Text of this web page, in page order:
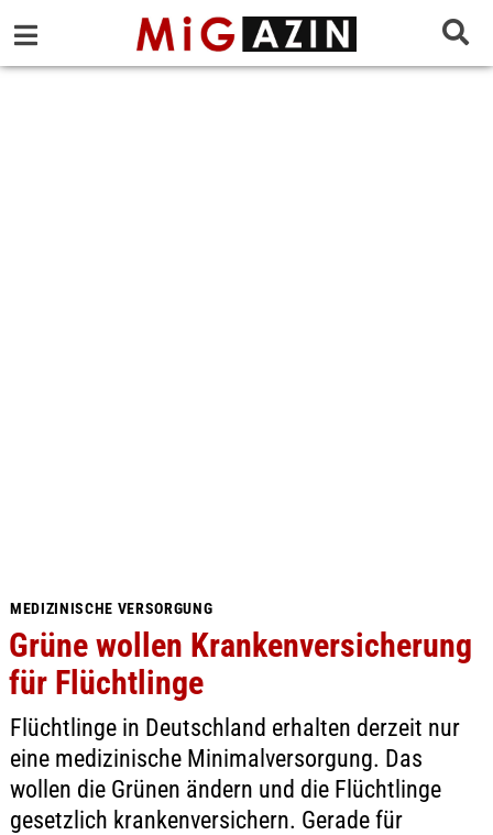
MEDIZINISCHE VERSORGUNG
Grüne wollen Krankenversicherung
für Flüchtlinge
Flüchtlinge in Deutschland erhalten derzeit nur
eine medizinische Minimalversorgung. Das
wollen die Grünen ändern und die Flüchtlinge
gesetzlich krankenversichern. Gerade für